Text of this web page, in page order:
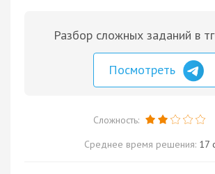
Разбор сложных заданий в
Посмотреть
Сложность:
Среднее время решения: 17